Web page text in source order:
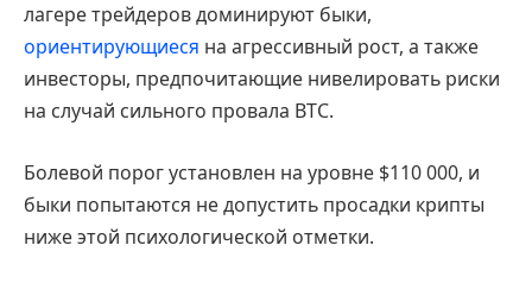
лагере трейдеров доминируют быки,
ориентирующиеся на агрессивный рост, а также
инвесторы, предпочитающие нивелировать риски
на случай сильного провала BTC.
Болевой порог установлен на уровне $110 000, и
быки попытаются не допустить просадки крипты
ниже этой психологической отметки.